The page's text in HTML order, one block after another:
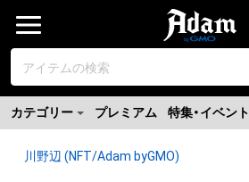
カテゴリー プレミアム 特集・イベント
川野辺 (NFT/Adam byGMO)